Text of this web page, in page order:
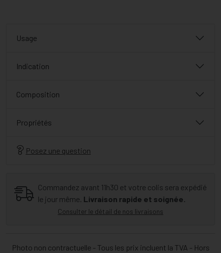
Usage
Indication
Composition
Propriétés
Posez une question
Commandez avant 11h30 et votre colis sera expédié
le jour même. Livraison rapide et soignée.
Consulter le détail de nos livraisons
Photo non contractuelle - Tous les prix incluent la TVA - Hors